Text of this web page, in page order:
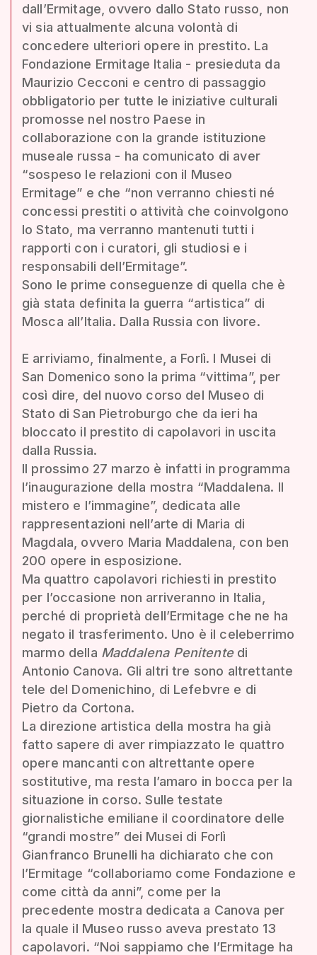
dall’Ermitage, ovvero dallo Stato russo, non
vi sia attualmente alcuna volontà di
concedere ulteriori opere in prestito. La
Fondazione Ermitage Italia - presieduta da
Maurizio Cecconi e centro di passaggio
obbligatorio per tutte le iniziative culturali
promosse nel nostro Paese in
collaborazione con la grande istituzione
museale russa - ha comunicato di aver
“sospeso le relazioni con il Museo
Ermitage” e che “non verranno chiesti né
concessi prestiti o attività che coinvolgono
lo Stato, ma verranno mantenuti tutti i
rapporti con i curatori, gli studiosi e i
responsabili dell’Ermitage”.
Sono le prime conseguenze di quella che è
già stata definita la guerra “artistica” di
Mosca all’Italia. Dalla Russia con livore.
E arriviamo, finalmente, a Forlì. I Musei di
San Domenico sono la prima “vittima”, per
così dire, del nuovo corso del Museo di
Stato di San Pietroburgo che da ieri ha
bloccato il prestito di capolavori in uscita
dalla Russia.
Il prossimo 27 marzo è infatti in programma
l’inaugurazione della mostra “Maddalena. Il
mistero e l’immagine”, dedicata alle
rappresentazioni nell’arte di Maria di
Magdala, ovvero Maria Maddalena, con ben
200 opere in esposizione.
Ma quattro capolavori richiesti in prestito
per l’occasione non arriveranno in Italia,
perché di proprietà dell’Ermitage che ne ha
negato il trasferimento. Uno è il celeberrimo
marmo della Maddalena Penitentedi
Antonio Canova. Gli altri tre sono altrettante
tele del Domenichino, di Lefebvre e di
Pietro da Cortona.
La direzione artistica della mostra ha già
fatto sapere di aver rimpiazzato le quattro
opere mancanti con altrettante opere
sostitutive, ma resta l’amaro in bocca per la
situazione in corso. Sulle testate
giornalistiche emiliane il coordinatore delle
“grandi mostre” dei Musei di Forlì
Gianfranco Brunelli ha dichiarato che con
l’Ermitage “collaboriamo come Fondazione e
come città da anni”, come per la
precedente mostra dedicata a Canova per
la quale il Museo russo aveva prestato 13
capolavori. “Noi sappiamo che l’Ermitage ha